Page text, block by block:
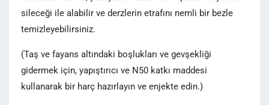
sileceği ile alabilir ve derzlerin etrafını nemli bir bezle
temizleyebilirsiniz.
(Taş ve fayans altındaki boşlukları ve gevşekliği
gidermek için, yapıştırıcı ve N50 katkı maddesi
kullanarak bir harç hazırlayın ve enjekte edin.)